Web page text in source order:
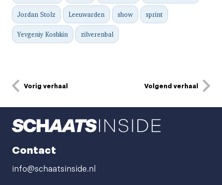
Jordan Stolz Leeuwarden show sprint
Yevgeniy Koshkin zilverenbal
Vorig verhaal Volgend verhaal
Contact
info@schaatsinside.nl